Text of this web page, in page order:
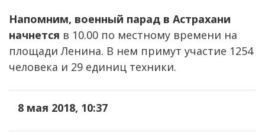
Напомним, военный парад в Астрахани
начнется в 10.00 по местному времени на
площади Ленина. В нем примут участие 1254
человека и 29 единиц техники.
8 мая 2018, 10:37